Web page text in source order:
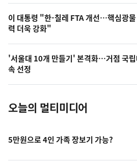
오
늘
의
사
진
이 대통령 "한-칠레 FTA 개선…핵심광물
력 더욱 강화"
'서울대 10개 만들기' 본격화…거점 국립
속 선정
오늘의 멀티미디어
5만원으로 4인 가족 장보기 가능?